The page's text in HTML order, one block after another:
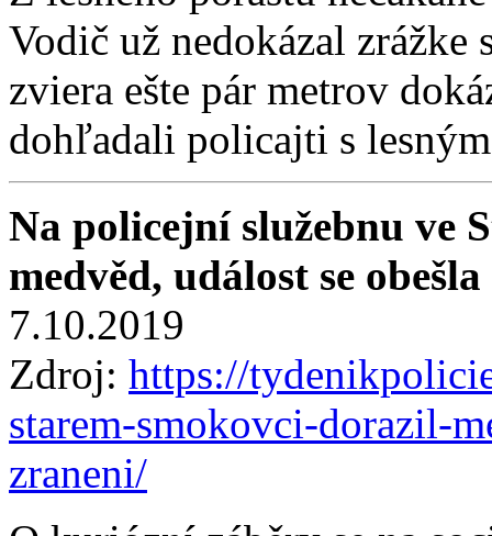
Vodič už nedokázal
zviera ešte pár metrov
dohľadali policajti s
Na policejní služebnu ve
medvěd, událost se
7.10.2019
Zdroj: https://
starem-smokovci-dorazil-
zraneni/